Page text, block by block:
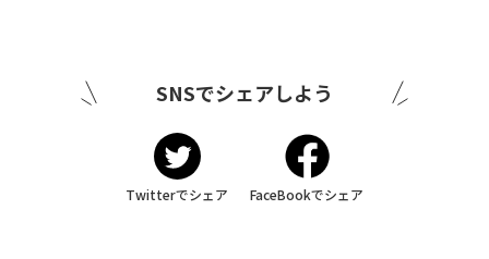
SNSでシェアしよう
Twitterでシェア FaceBookでシェア